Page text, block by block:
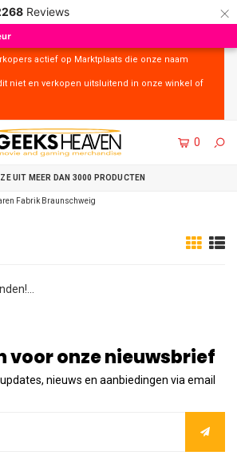
Reviews ×
actief op Marktplaats die onze naam
niet en verkopen uitsluitend in onze winkel of
0
UIT MEER DAN 3000 PRODUCTEN
Fabrik Braunschweig
voor onze nieuwsbrief
nieuws en aanbiedingen via email